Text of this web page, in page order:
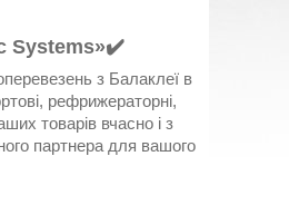
Systems»✔️
з Балаклеї в
рефрижераторні,
товарів вчасно і з
партнера для вашого